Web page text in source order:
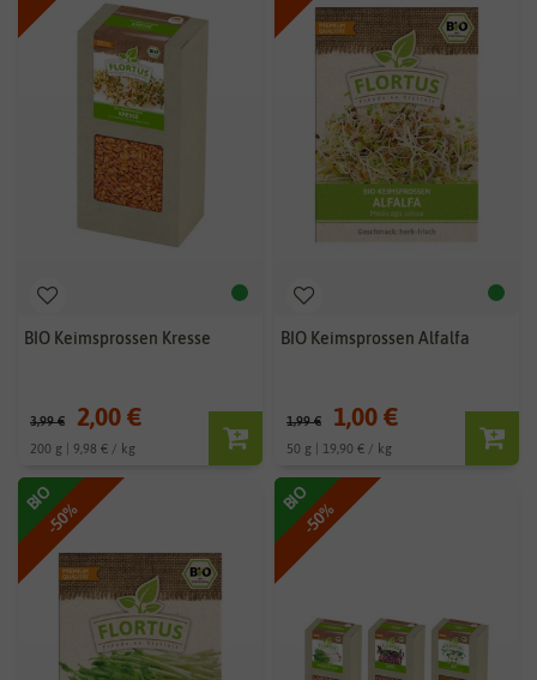
BIO Keimsprossen Kresse
3,99 € 2,00 €
200 g | 9,98 € / kg
BIO Keimsprossen Alfalfa
1,99 € 1,00 €
50 g | 19,90 € / kg
-50%
BIO
-50%
BIO